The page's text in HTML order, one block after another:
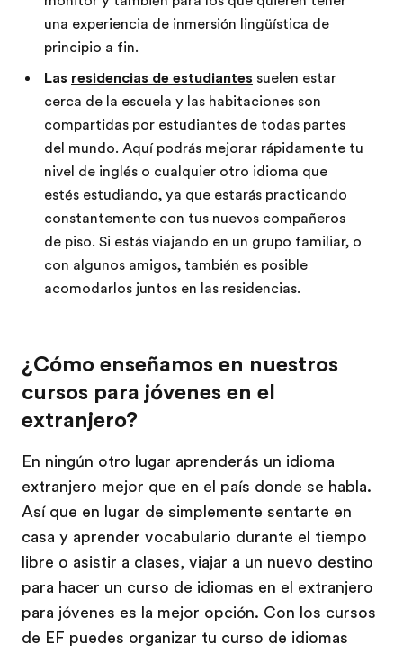
una experiencia de inmersión lingüística de
principio a fin.
Las residencias de estudiantes suelen estar
cerca de la escuela y las habitaciones son
compartidas por estudiantes de todas partes
del mundo. Aquí podrás mejorar rápidamente tu
nivel de inglés o cualquier otro idioma que
estés estudiando, ya que estarás practicando
constantemente con tus nuevos compañeros
de piso. Si estás viajando en un grupo familiar, o
con algunos amigos, también es posible
acomodarlos juntos en las residencias.
¿Cómo enseñamos en nuestros
cursos para jóvenes en el
extranjero?
En ningún otro lugar aprenderás un idioma
extranjero mejor que en el país donde se habla.
Así que en lugar de simplemente sentarte en
casa y aprender vocabulario durante el tiempo
libre o asistir a clases, viajar a un nuevo destino
para hacer un curso de idiomas en el extranjero
para jóvenes es la mejor opción. Con los cursos
de EF puedes organizar tu curso de idiomas